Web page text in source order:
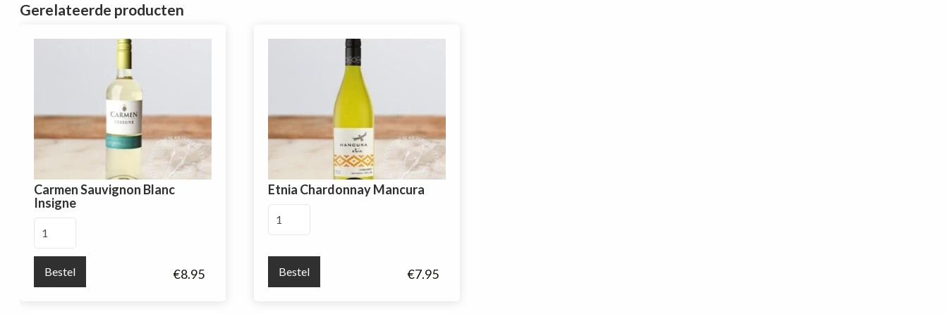
Gerelateerde producten
Carmen Sauvignon Blanc
Insigne
€8.95
Insigne
Bestel
Etnia Chardonnay Mancura
€7.95
aantal
Bestel